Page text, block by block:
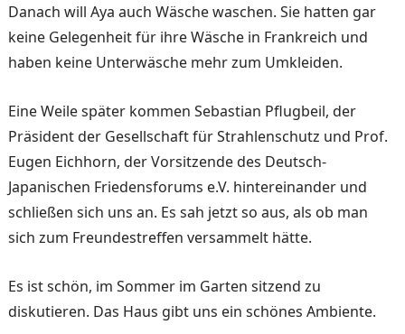
Danach will Aya auch Wäsche waschen. Sie hatten gar
keine Gelegenheit für ihre Wäsche in Frankreich und
haben keine Unterwäsche mehr zum Umkleiden.
Eine Weile später kommen Sebastian Pflugbeil, der
Präsident der Gesellschaft für Strahlenschutz und Prof.
Eugen Eichhorn, der Vorsitzende des Deutsch-
Japanischen Friedensforums e.V. hintereinander und
schließen sich uns an. Es sah jetzt so aus, als ob man
sich zum Freundestreffen versammelt hätte.
Es ist schön, im Sommer im Garten sitzend zu
diskutieren. Das Haus gibt uns ein schönes Ambiente.